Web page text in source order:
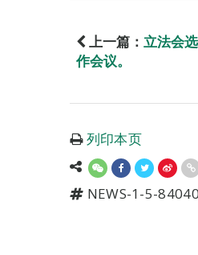
上一篇： 立法会
作会议。
列印本页
NEWS-1-5-